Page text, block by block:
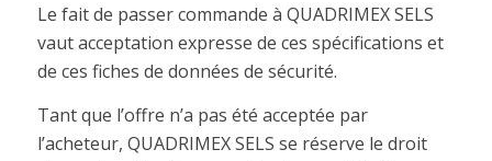
Le fait de passer commande à QUADRIMEX SELS
vaut acceptation expresse de ces spécifications et
de ces fiches de données de sécurité.
Tant que l’offre n’a pas été acceptée par
l’acheteur, QUADRIMEX SELS se réserve le droit